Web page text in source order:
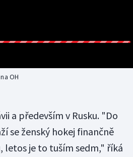
OH
a především v Rusku. "Do
se ženský hokej finančně
letos je to tuším sedm," říká